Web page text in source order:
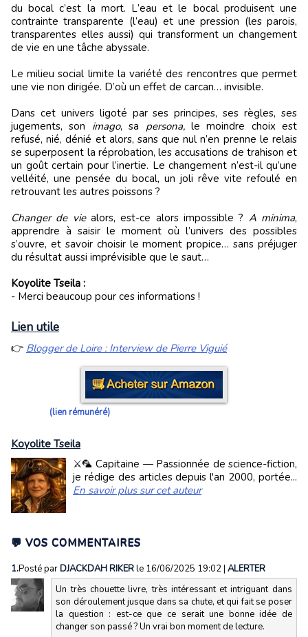
du bocal c’est la mort. L’eau et le bocal produisent une
contrainte transparente (l’eau) et une pression (les parois,
transparentes elles aussi) qui transforment un changement
de vie en une tâche abyssale.
Le milieu social limite la variété des rencontres que permet
une vie non dirigée. D’où un effet de carcan… invisible.
Dans cet univers ligoté par ses principes, ses règles, ses
jugements, son imago, sa persona,le moindre choix est
refusé, nié, dénié et alors, sans que nul n’en prenne le relais
se superposent la réprobation, les accusations de trahison et
un goût certain pour l’inertie. Le changement n’est-il qu’une
velléité, une pensée du bocal, un joli rêve vite refoulé en
retrouvant les autres poissons ?
Changer de viealors, est-ce alors impossible ? A minima,
apprendre à saisir le moment où l’univers des possibles
s’ouvre, et savoir choisir le moment propice… sans préjuger
du résultat aussi imprévisible que le saut…
Koyolite Tseila :
- Merci beaucoup pour ces informations !
Lien utile
Blogger de Loire : Interview de Pierre Viguié
(lien rémunéré)
Koyolite Tseila
⚔️🦜 Capitaine — Passionnée de science-fiction,
je rédige des articles depuis l'an 2000, portée...
En savoir plus sur cet auteur
💬 VOS COMMENTAIRES
1.Posté parDJACKDAH RIKERle 16/06/2025 19:02| ALERTER
Un très chouette livre, très intéressant et intriguant dans
son déroulement jusque dans sa chute, et qui fait se poser
la question : est-ce que ce serait une bonne idée de
changer son passé ? Un vrai bon moment de lecture.